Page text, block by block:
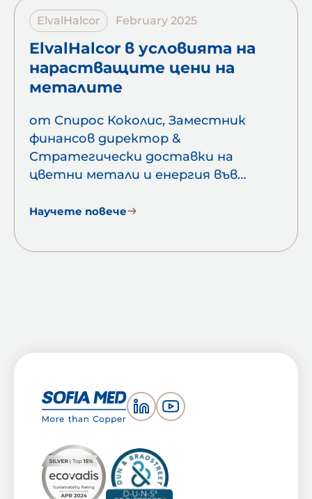
ElvalHalcor February 2025
ElvalHalcor в условията на
нарастващите цени на
металите
от Спирос Коколис, Заместник
финансов директор &
Стратегически доставки на
цветни метали и енергия във
инвеститорите е, че всички
метали, печелят много, когато
Научете повече